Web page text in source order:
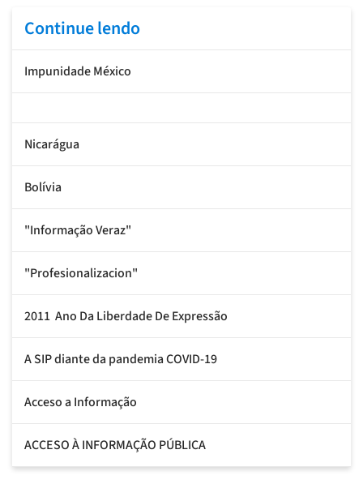
Continue lendo
Impunidade México
Nicarágua
Bolívia
"Informação Veraz"
"Profesionalizacion"
2011  Ano Da Liberdade De Expressão
A SIP diante da pandemia COVID-19
Acceso a Informação
ACCESO À INFORMAÇÃO PÚBLICA